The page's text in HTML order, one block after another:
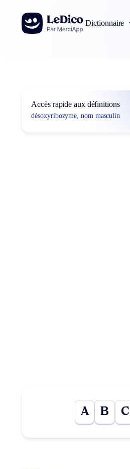
Aller au contenu
Dictionnaire
Accès rapide aux définitions
désoxyribozyme, nom masculin
A B C